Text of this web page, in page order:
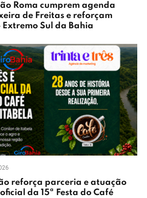
Roma cumprem agenda
de Freitas e reforçam
Sul da Bahia
reforça parceria e atuação
da 15ª Festa do Café